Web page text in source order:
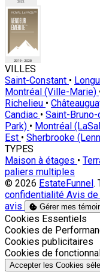
VILLES
Saint-Constant •
Montréal (Ville-Marie)
Richelieu •
Candiac • Saint-
Park) • Montréal
Est • Sherbrooke
TYPES
Maison à étages •
paliers multiples
© 2026 EstateFunnel .
confidentialité Avis
avis
Gérer mes
Activer
Cookies Essentiels
Activer
Cookies de
Activer
Cookies publicitaires
Activer
Cookies de
Accepter les Cookies